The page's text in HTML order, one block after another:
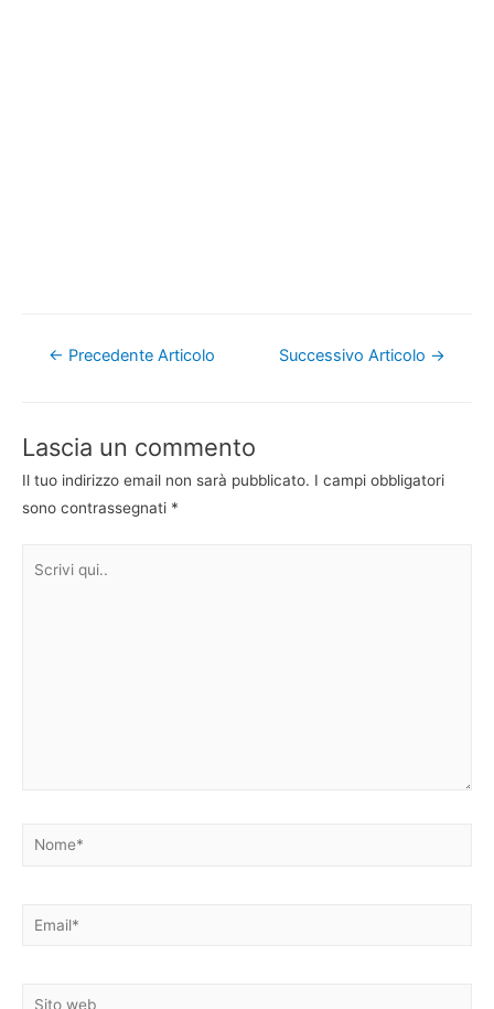
Navigazione
← Precedente Articolo Successivo Articolo →
Lascia un commento
Il tuo indirizzo email non sarà pubblicato. I campi obbligatori
sono contrassegnati *
Nome*
Email*
Sito